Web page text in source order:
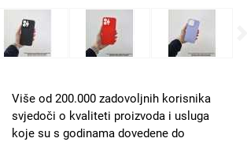
Više od 200.000 zadovoljnih korisnika
svjedoči o kvaliteti proizvoda i usluga
koje su s godinama dovedene do